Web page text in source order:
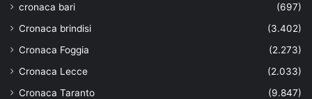
cronaca bari
(697)
Cronaca brindisi
(3.402)
Cronaca Foggia
(2.273)
Cronaca Lecce
(2.033)
Cronaca Taranto
(9.847)